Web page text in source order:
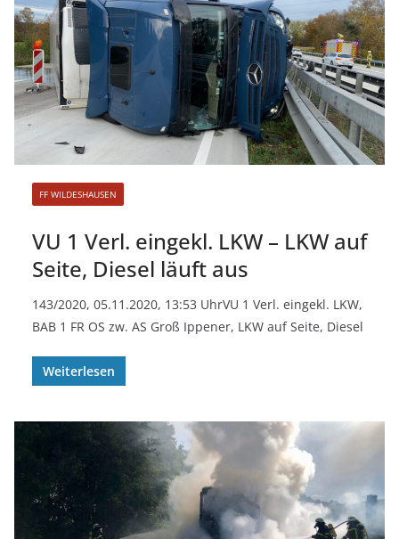
FF WILDESHAUSEN
VU 1 Verl. eingekl. LKW – LKW auf
Seite, Diesel läuft aus
143/2020, 05.11.2020, 13:53 UhrVU 1 Verl. eingekl. LKW,
BAB 1 FR OS zw. AS Groß Ippener, LKW auf Seite, Diesel
Weiterlesen